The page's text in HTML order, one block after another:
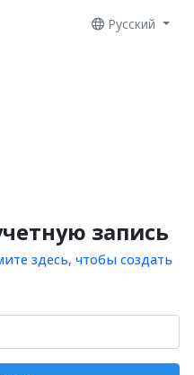
Русский
запись
здесь, чтобы создать